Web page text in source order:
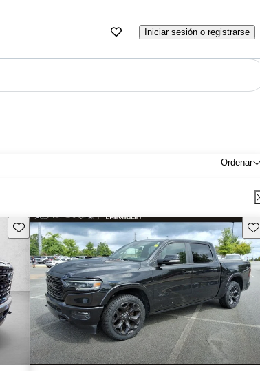
Iniciar sesión o registrarse
Ordenar
Guarda este Aviso